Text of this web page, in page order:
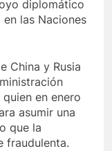
diplomático
las Naciones
China y Rusia
en enero
asumir una
que la
fraudulenta.